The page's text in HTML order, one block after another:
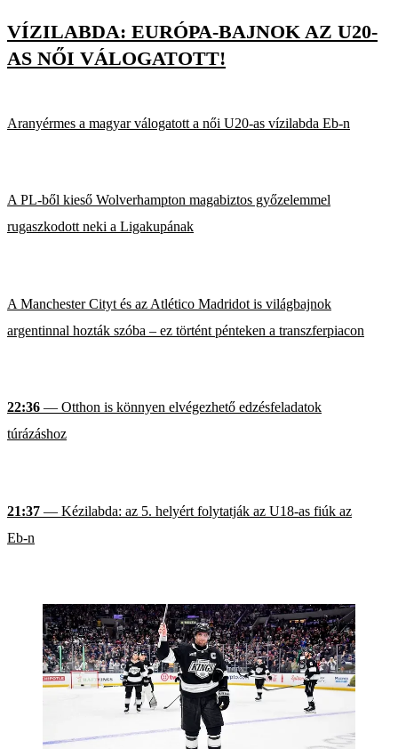
VÍZILABDA: EURÓPA-BAJNOK AZ U20-
AS NŐI VÁLOGATOTT!
Aranyérmes a magyar válogatott a női U20-as vízilabda Eb-n
A PL-ből kieső Wolverhampton magabiztos győzelemmel
rugaszkodott neki a Ligakupának
A Manchester Cityt és az Atlético Madridot is világbajnok
argentinnal hozták szóba – ez történt pénteken a transzferpiacon
22:36 — Otthon is könnyen elvégezhető edzésfeladatok
túrázáshoz
21:37 — Kézilabda: az 5. helyért folytatják az U18-as fiúk az
Eb-n